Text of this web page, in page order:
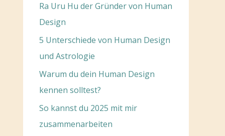
Ra Uru Hu der Gründer von Human
Design
5 Unterschiede von Human Design
und Astrologie
Warum du dein Human Design
kennen solltest?
So kannst du 2025 mit mir
zusammenarbeiten